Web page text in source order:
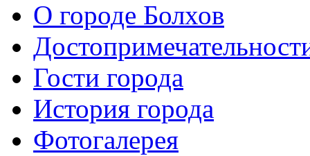
О городе Болхов
Гости города
История города
Фотогалерея